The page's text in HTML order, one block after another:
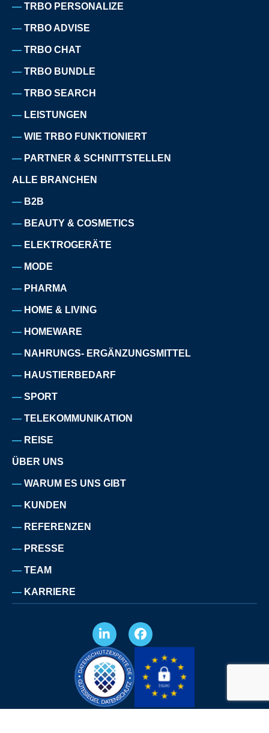
TRBO PERSONALIZE
TRBO ADVISE
TRBO CHAT
TRBO BUNDLE
TRBO SEARCH
LEISTUNGEN
WIE TRBO FUNKTIONIERT
PARTNER & SCHNITTSTELLEN
ALLE BRANCHEN
B2B
BEAUTY & COSMETICS
ELEKTROGERÄTE
MODE
PHARMA
HOME & LIVING
HOMEWARE
NAHRUNGS- ERGÄNZUNGSMITTEL
HAUSTIERBEDARF
SPORT
TELEKOMMUNIKATION
REISE
ÜBER UNS
WARUM ES UNS GIBT
KUNDEN
REFERENZEN
PRESSE
TEAM
KARRIERE